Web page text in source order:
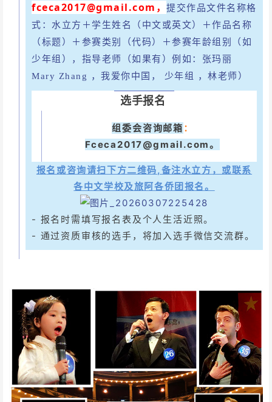
fceca2017@gmail.com，
提交作品文件名称格
式：水立方＋学生姓名（中文或英文）＋作品名称
（标题）＋参赛类别（代码）＋参赛年龄组别（如
少年组），指导老师（如果有）例如：张玛丽
Mary Zhang ，我爱你中国， 少年组 ，林老师 ）
选手报名
组委会咨询邮箱 ：
Fceca2017@gmail.com。
报名或咨询请扫下方二维码,备注水立方，或联系
各中文学校及旅阿各侨团报名。
- 报名时需填写报名表及个人生活近照。
- 通过资质审核的选手，将加入选手微信交流群。